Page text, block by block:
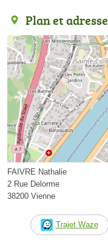
Plan et adresse
FAIVRE Nathalie
2 Rue Delorme
38200 Vienne
Trajet Waze